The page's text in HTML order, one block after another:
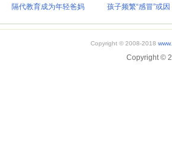
隔代教育成为年轻爸妈 孩子频繁“感冒”或因
Copyright © 2008-2018
Copyright ©